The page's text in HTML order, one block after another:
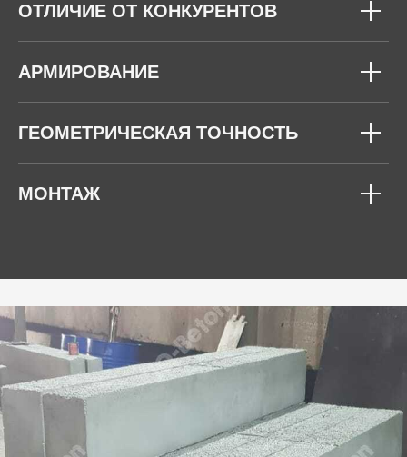
ОТЛИЧИЕ ОТ КОНКУРЕНТОВ
АРМИРОВАНИЕ
ГЕОМЕТРИЧЕСКАЯ ТОЧНОСТЬ
МОНТАЖ